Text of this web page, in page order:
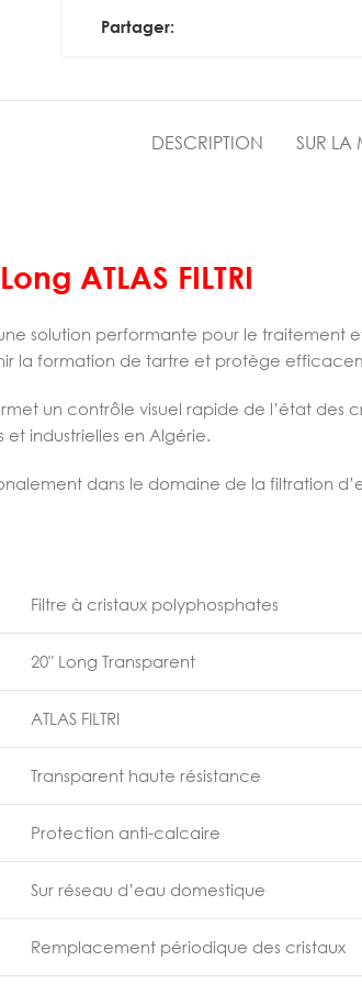
Partager:
DESCRIPTION SUR LA
ATLAS FILTRI
solution performante pour le traitement
la formation de tartre et protège
un contrôle visuel rapide de l’état
industrielles en Algérie.
dans le domaine de la filtration
Filtre à cristaux polyphosphates
20″ Long Transparent
ATLAS FILTRI
Transparent haute résistance
Protection anti-calcaire
Sur réseau d’eau domestique
Remplacement périodique des cristaux